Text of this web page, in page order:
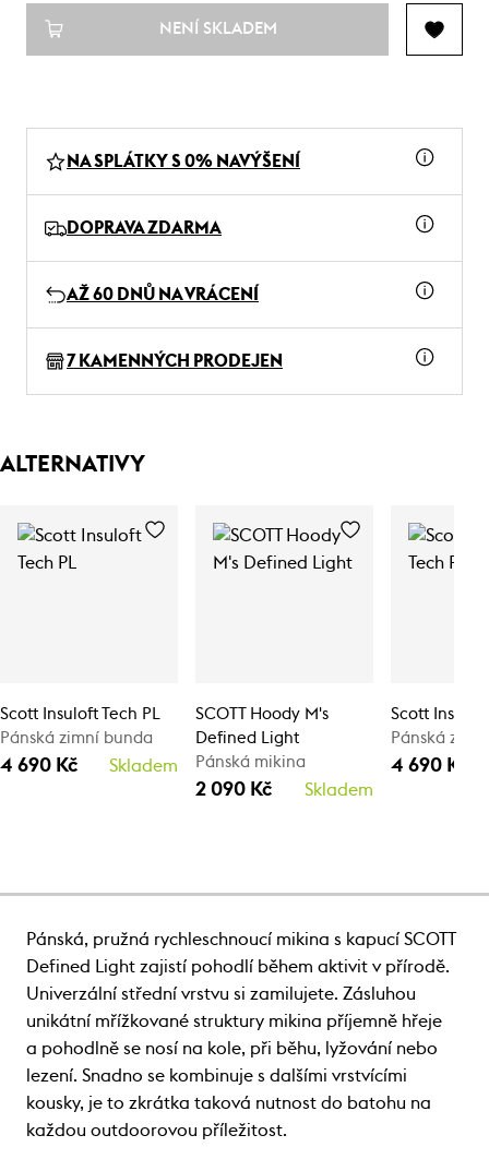
NENÍ SKLADEM
NA SPLÁTKY S 0% NAVÝŠENÍ
DOPRAVA ZDARMA
AŽ 60 DNŮ NA VRÁCENÍ
7 KAMENNÝCH PRODEJEN
ALTERNATIVY
Scott Insuloft Tech PL
Pánská zimní bunda
4 690 Kč Skladem
SCOTT Hoody M's
Defined Light
Pánská mikina
2 090 Kč Skladem
Scott
Pánská
4 690 Kč
Pánská, pružná rychleschnoucí mikina s kapucí SCOTT
Defined Light zajistí pohodlí během aktivit v přírodě.
Univerzální střední vrstvu si zamilujete. Zásluhou
unikátní mřížkované struktury mikina příjemně hřeje
a pohodlně se nosí na kole, při běhu, lyžování nebo
lezení. Snadno se kombinuje s dalšími vrstvícími
kousky, je to zkrátka taková nutnost do batohu na
každou outdoorovou příležitost.